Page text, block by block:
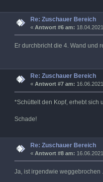
Re: Zuschauer Bereich
«Antwort #6 am:
Er durchbricht die 4. Wand und
Re: Zuschauer Bereich
«Antwort #7 am:
*Schüttelt den Kopf, erhebt sich
Schade!
Re: Zuschauer Bereich
«Antwort #8 am:
Ja, ist irgendwie weggebrochen